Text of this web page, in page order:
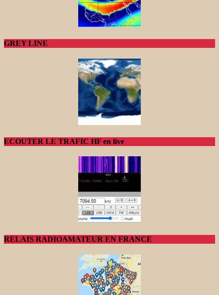
GREY LINE
ECOUTER LE TRAFIC HF en live
RELAIS RADIOAMATEUR EN FRANCE